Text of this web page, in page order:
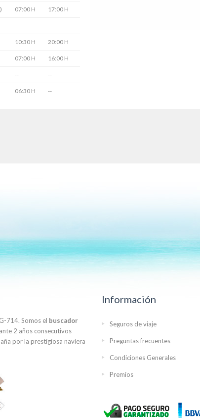
07:00 H 17:00 H
-- --
10:30 H 20:00 H
07:00 H 16:00 H
-- --
06:30 H --
714. Somos el buscador
2 años consecutivos
por la prestigiosa naviera
Información
Seguros de viaje
Preguntas frecuentes
Condiciones Generales
Premios